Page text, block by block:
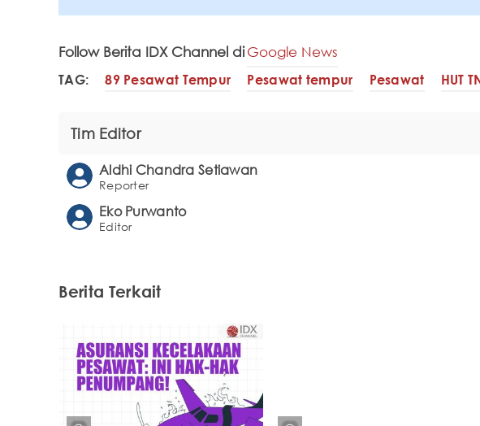
Follow Berita IDX Channel diGoogle News
TAG: 89 Pesawat Tempur Pesawat tempur Pesawat HUT
Tim Editor
Aldhi Chandra Setiawan
Reporter
Eko Purwanto
Editor
Berita Terkait